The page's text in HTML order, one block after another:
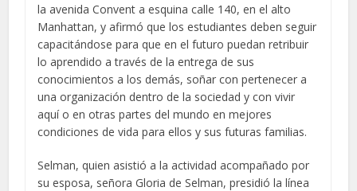
la avenida Convent a esquina calle 140, en el alto
Manhattan, y afirmó que los estudiantes deben seguir
capacitándose para que en el futuro puedan retribuir
lo aprendido a través de la entrega de sus
conocimientos a los demás, soñar con pertenecer a
una organización dentro de la sociedad y con vivir
aquí o en otras partes del mundo en mejores
condiciones de vida para ellos y sus futuras familias.
Selman, quien asistió a la actividad acompañado por
su esposa, señora Gloria de Selman, presidió la línea